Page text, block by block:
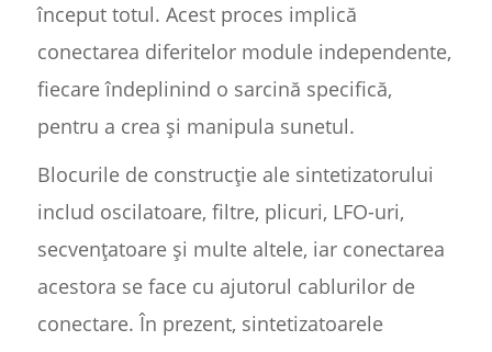
început totul. Acest proces implică
conectarea diferitelor module independente,
fiecare îndeplinind o sarcină specifică,
pentru a crea și manipula sunetul.
Blocurile de construcție ale sintetizatorului
includ oscilatoare, filtre, plicuri, LFO-uri,
secvențatoare și multe altele, iar conectarea
acestora se face cu ajutorul cablurilor de
conectare. În prezent, sintetizatoarele